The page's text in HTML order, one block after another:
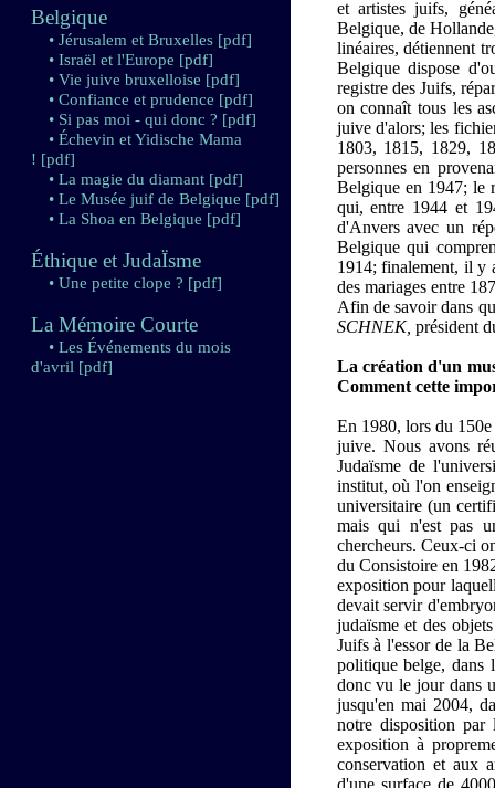
Belgique
• Jérusalem et Bruxelles [pdf]
• Israël et l'Europe [pdf]
• Vie juive bruxelloise [pdf]
• Confiance et prudence [pdf]
• Si pas moi - qui donc ? [pdf]
• Échevin et Yidische Mama
! [pdf]
• La magie du diamant [pdf]
• Le Musée juif de Belgique [pdf]
• La Shoa en Belgique [pdf]
Éthique et JudaÏsme
• Une petite clope ? [pdf]
La Mémoire Courte
• Les Événements du mois
d'avril [pdf]
et artistes juifs,
Belgique, de
linéaires, détiennent
Belgique dispose
registre des Juifs,
on connaît tous les
juive d'alors; les
1803, 1815, 1829,
personnes en
Belgique en 1947; le
qui, entre 1944 et
d'Anvers avec un
Belgique qui
1914; finalement, il y
des mariages entre
Afin de savoir dans
SCHNEK, président
La création d'un
Comment cette
En 1980, lors du
juive. Nous avons
Judaïsme de
institut, où l'on
universitaire (un
mais qui n'est pas
chercheurs. Ceux-ci
du Consistoire en
exposition pour
devait servir
judaïsme et des
Juifs à l'essor de la
politique belge, dans
donc vu le jour dans
jusqu'en mai 2004,
notre disposition
exposition à
conservation et aux
d'une surface de